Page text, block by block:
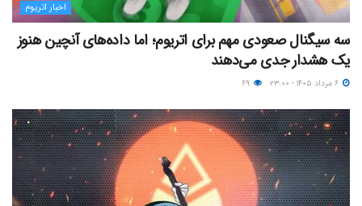
اخبار اتریوم
سه سیگنال صعودی مهم برای اتریوم؛ اما داده‌های آنچین هنوز
یک هشدار جدی می‌دهند